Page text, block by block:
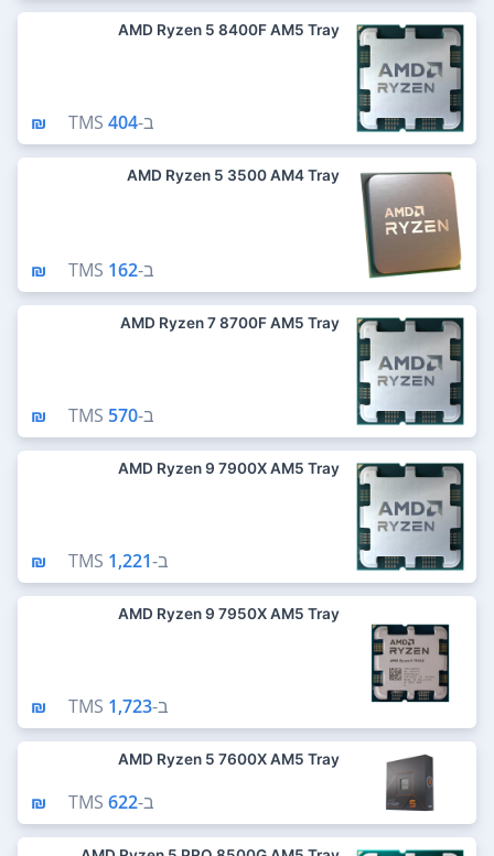
AMD Ryzen 5 8400F AM5 Tray
ב- TMS 404 ₪
AMD Ryzen 5 3500 AM4 Tray
ב- TMS 162 ₪
AMD Ryzen 7 8700F AM5 Tray
ב- TMS 570 ₪
AMD Ryzen 9 7900X AM5 Tray
ב- TMS 1,221 ₪
AMD Ryzen 9 7950X AM5 Tray
ב- TMS 1,723 ₪
AMD Ryzen 5 7600X AM5 Tray
ב- TMS 622 ₪